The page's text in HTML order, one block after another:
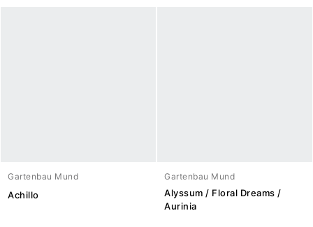
Gartenbau Mund
Achillo
Gartenbau Mund
Alyssum / Floral Dreams /
Aurinia